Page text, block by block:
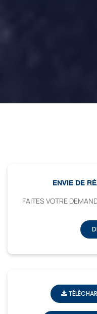
ENVIE DE
FAITES VOTRE